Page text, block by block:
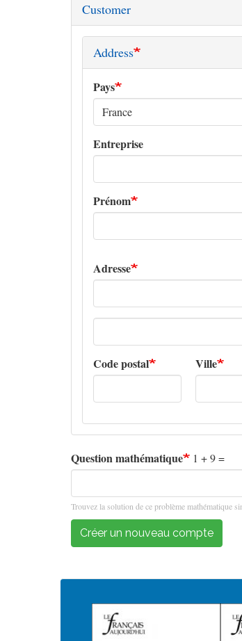
Customer
Address
Pays
Entreprise
Prénom
Adresse
Adresse
Code postal Ville
Question mathématique 1 + 9 =
Trouvez la solution de ce problème mathématique
Créer un nouveau compte